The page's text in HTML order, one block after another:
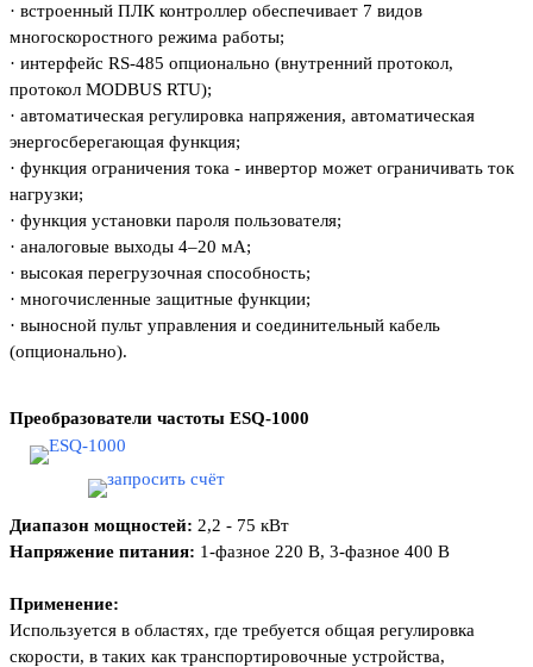
· встроенный ПЛК контроллер обеспечивает 7 видов
многоскоростного режима работы;
· интерфейс RS-485 опционально (внутренний протокол,
протокол MODBUS RTU);
· автоматическая регулировка напряжения, автоматическая
энергосберегающая функция;
· функция ограничения тока - инвертор может ограничивать ток
нагрузки;
· функция установки пароля пользователя;
· аналоговые выходы 4–20 мА;
· высокая перегрузочная способность;
· многочисленные защитные функции;
· выносной пульт управления и соединительный кабель
(опционально).
Преобразователи частоты ESQ-1000
Диапазон мощностей: 2,2 - 75 кВт
Напряжение питания: 1-фазное 220 В, 3-фазное 400 В
Применение:
Используется в областях, где требуется общая регулировка
скорости, в таких как транспортировочные устройства,